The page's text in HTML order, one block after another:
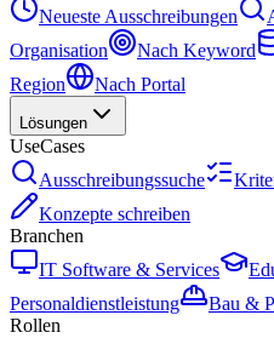
Neueste Ausschreibungen
Organisation
Nach Keyword
Region
Nach Portal
Lösungen
UseCases
Ausschreibungssuche
Konzepte schreiben
Branchen
IT Software & Services
Personaldienstleistung
Bau &
Rollen